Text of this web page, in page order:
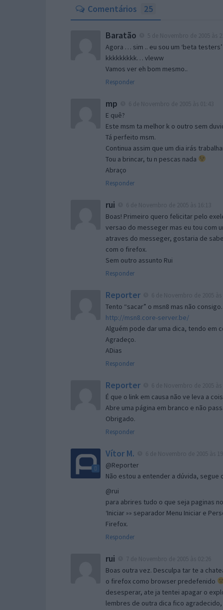
Comentários 25
Baratão
Agora … sim .. eu sou um ‘beta testers’
kkkkkkkkk… vleww
Vamos ver eh bom mesmo..
Responder
mp
E quê?
Este msm ta melhor k o outro sem
Tá perfeito msm.
Continua assim que um dia irás
Tou a brincar, tu n pescas nada
Abraço
Responder
rui
Boas! Primeiro quero felicitar pelo
versao do messeger mas eu tou com
atraves do messeger, gostaria de
com o firefox.
Sem outro assunto Rui
Responder
Reporter
Tento “sacar” o msn8 mas não
http://msn8.core-server.be/
Alguém pode dar uma dica, tendo em
Agradeço.
ADias
Responder
Reporter
É que o link em causa não ve leva a
Abre uma página em branco e não
Obrigado.
Responder
Vítor M.
@Reporter
Não estou a entender a dúvida,
@rui
para abrires tudo o que seja paginas
‘Iniciar »» separador Menu Iniciar e
Firefox.
Responder
rui
Boas outra vez. Desculpa tar te a
o firefox como browser predefenido
desesperar, ate ja tentei apagar o
lembres de outra dica fico